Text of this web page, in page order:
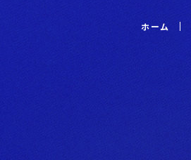
ホーム